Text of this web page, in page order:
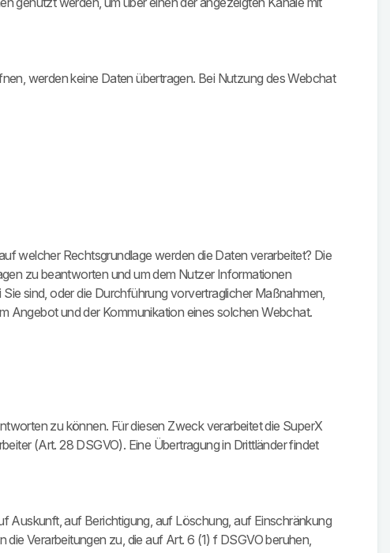
werden keine Daten übertragen. Bei Nutzung des Webchat
welcher Rechtsgrundlage werden die Daten verarbeitet? Die
zu beantworten und um dem Nutzer Informationen
sind, oder die Durchführung vorvertraglicher Maßnahmen,
Angebot und der Kommunikation eines solchen Webchat.
zu können. Für diesen Zweck verarbeitet die SuperX
(Art. 28 DSGVO). Eine Übertragung in Drittländer findet
Auskunft, auf Berichtigung, auf Löschung, auf Einschränkung
Verarbeitungen zu, die auf Art. 6 (1) f DSGVO beruhen,